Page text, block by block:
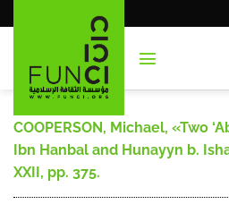
al
COOPERSON, Michael, «Two
Ibn Hanbal and Hunayyn b.
XXII, pp. 375.